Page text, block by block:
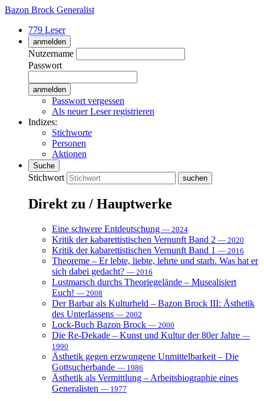
Bazon Brock Generalist
779 Leser
anmelden
Nutzername
Passwort
Passwort vergessen
Als neuer Leser registrieren
Indizes:
Stichworte
Personen
Aktionen
Suche
Stichwort
Direkt zu / Hauptwerke
Eine schwere Entdeutschung — 2024
Kritik der kabarettistischen Vernunft Band 2 — 2020
Kritik der kabarettistischen Vernunft Band 1 — 2016
Theoreme – Er lebte, liebte, lehrte und starb. Was hat er
sich dabei gedacht? — 2016
Lustmarsch durchs Theoriegelände – Musealisiert
Euch! — 2008
Der Barbar als Kulturheld – Bazon Brock III: Ästhetik
des Unterlassens — 2002
Lock-Buch Bazon Brock — 2000
Die Re-Dekade – Kunst und Kultur der 80er Jahre —
1990
Ästhetik gegen erzwungene Unmittelbarkeit – Die
Gottsucherbande — 1986
Ästhetik als Vermittlung – Arbeitsbiographie eines
Generalisten — 1977